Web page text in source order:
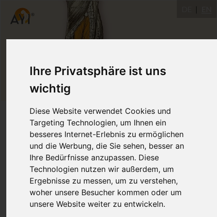
Ihre Privatsphäre ist uns
wichtig
Diese Website verwendet Cookies und
Targeting Technologien, um Ihnen ein
besseres Internet-Erlebnis zu ermöglichen
und die Werbung, die Sie sehen, besser an
Ihre Bedürfnisse anzupassen. Diese
Technologien nutzen wir außerdem, um
Ergebnisse zu messen, um zu verstehen,
woher unsere Besucher kommen oder um
unsere Website weiter zu entwickeln.
M. Tibialis Posterior
Der Musculus tibialis posterior (lat. für
„hinterer Schienbeinmuskel“) ist ein
Skelettmuskel und zählt zu den tiefen
Beugern am Unterschenkel. Die
Ansatzsehne zieht durch den Tarsaltunnel